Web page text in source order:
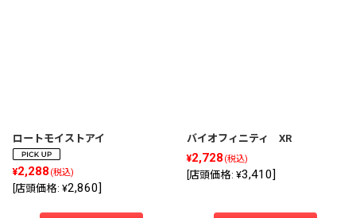
ロートモイストアイ
¥2,288 (税込)
店頭価格: ¥2,860]
バイオフィニティ XR
¥2,728 (税込)
店頭価格: ¥3,410]